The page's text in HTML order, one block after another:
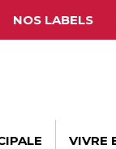
NOS LABELS
VIVRE